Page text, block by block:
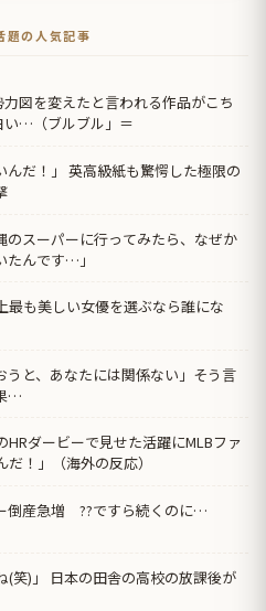
の人気記事
力図を変えたと言われる作品がこち
…（ブルブル」＝
だ！」 英高級紙も驚愕した極限の
のスーパーに行ってみたら、なぜか
たんです…」
最も美しい女優を選ぶなら誰にな
うと、あなたには関係ない」そう言
…
ダービーで見せた活躍にMLBファ
！」（海外の反応）
倒産急増 ??ですら続くのに…
(笑)」 日本の田舎の高校の放課後が